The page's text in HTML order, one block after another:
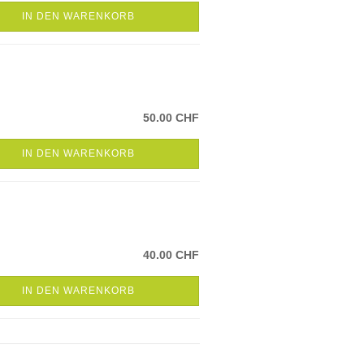
IN DEN WARENKORB
50.00 CHF
IN DEN WARENKORB
40.00 CHF
IN DEN WARENKORB